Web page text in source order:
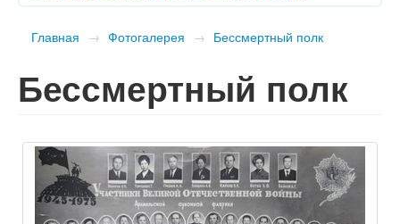
Главная → Фотогалерея → Бессмертный полк
Бессмертный полк